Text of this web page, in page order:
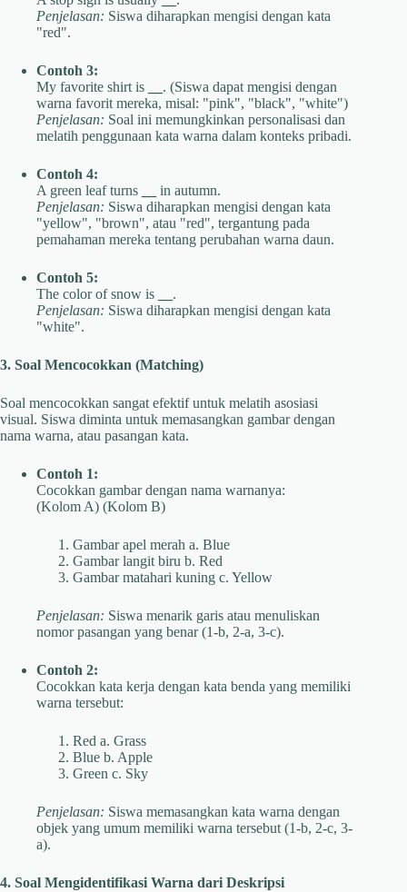
Penjelasan: Siswa diharapkan mengisi dengan kata
"red".
Contoh 3:
My favorite shirt is
. (Siswa dapat mengisi dengan
warna favorit mereka, misal: "pink", "black", "white")
Penjelasan: Soal ini memungkinkan personalisasi dan
melatih penggunaan kata warna dalam konteks pribadi.
Contoh 4:
A green leaf turns
in autumn.
Penjelasan: Siswa diharapkan mengisi dengan kata
"yellow", "brown", atau "red", tergantung pada
pemahaman mereka tentang perubahan warna daun.
Contoh 5:
The color of snow is
.
Penjelasan: Siswa diharapkan mengisi dengan kata
"white".
3. Soal Mencocokkan (Matching)
Soal mencocokkan sangat efektif untuk melatih asosiasi
visual. Siswa diminta untuk memasangkan gambar dengan
nama warna, atau pasangan kata.
Contoh 1:
Cocokkan gambar dengan nama warnanya:
(Kolom A) (Kolom B)
Gambar apel merah a. Blue
Gambar langit biru b. Red
Gambar matahari kuning c. Yellow
Penjelasan: Siswa menarik garis atau menuliskan
nomor pasangan yang benar (1-b, 2-a, 3-c).
Contoh 2:
Cocokkan kata kerja dengan kata benda yang memiliki
warna tersebut:
Red a. Grass
Blue b. Apple
Green c. Sky
Penjelasan: Siswa memasangkan kata warna dengan
objek yang umum memiliki warna tersebut (1-b, 2-c, 3-
a).
4. Soal Mengidentifikasi Warna dari Deskripsi